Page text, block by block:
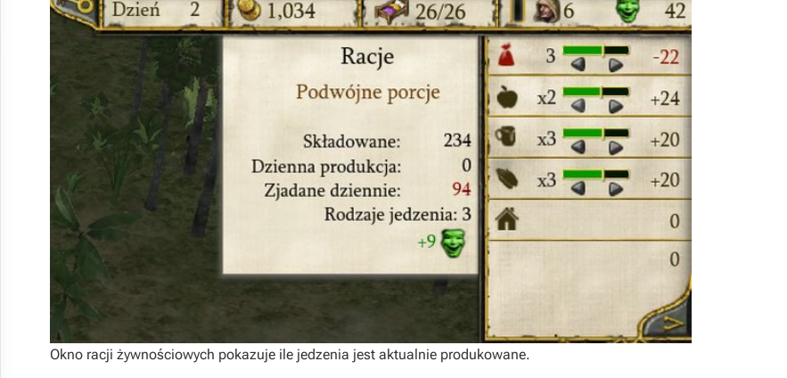
Okno racji żywnościowych pokazuje ile jedzenia jest aktualnie produkowane.